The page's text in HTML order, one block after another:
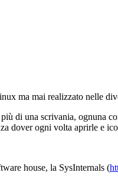
ma mai realizzato nelle
di una scrivania, ognuna
dover ogni volta aprirle e
house, la SysInternals (